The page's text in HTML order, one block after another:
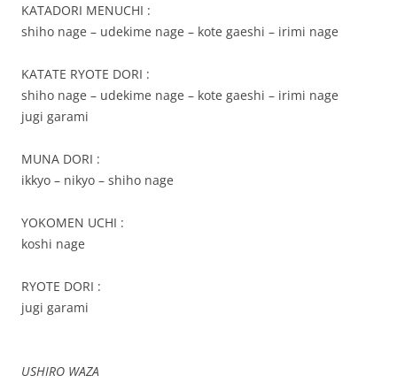
KATADORI MENUCHI :
shiho nage – udekime nage – kote gaeshi – irimi nage
KATATE RYOTE DORI :
shiho nage – udekime nage – kote gaeshi – irimi nage
jugi garami
MUNA DORI :
ikkyo – nikyo – shiho nage
YOKOMEN UCHI :
koshi nage
RYOTE DORI :
jugi garami
USHIRO WAZA